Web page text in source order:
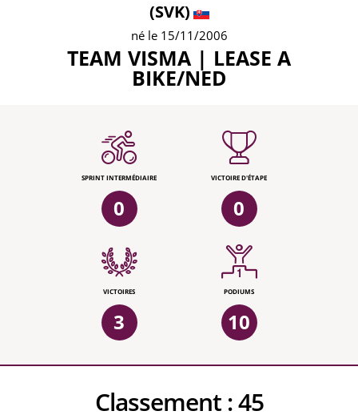
(SVK)
né le 15/11/2006
TEAM VISMA | LEASE A
BIKE/NED
SPRINT INTERMÉDIAIRE
0
VICTOIRE D'ÉTAPE
0
VICTOIRES
3
PODIUMS
10
Classement :45